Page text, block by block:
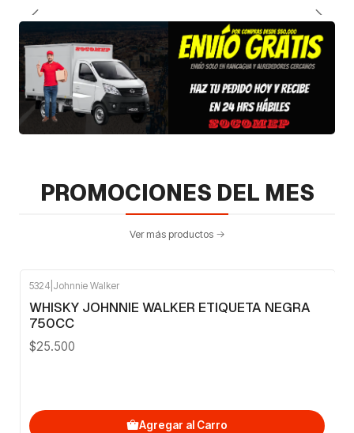
PROMOCIONES DEL MES
Ver más productos
5324 Johnnie Walker
WHISKY JOHNNIE WALKER ETIQUETA NEGRA
750CC
$25.500
Agregar al Carro